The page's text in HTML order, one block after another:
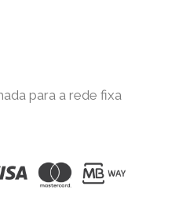
para a rede fixa